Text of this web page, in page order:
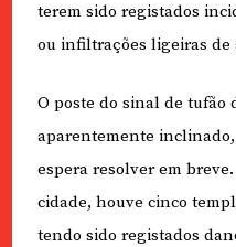
terem sido registados
ou infiltrações ligeiras de
O poste do sinal de tufão
aparentemente
espera resolver em
cidade, houve cinco
tendo sido registados